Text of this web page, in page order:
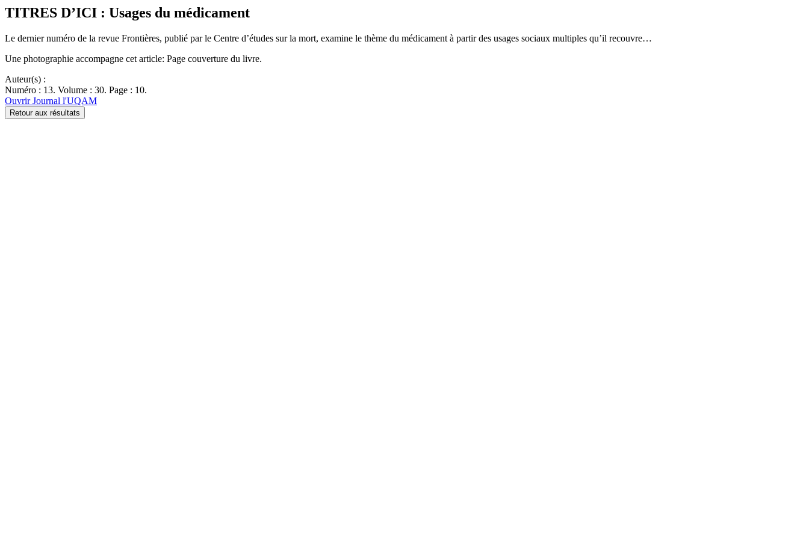
TITRES D’ICI : Usages du médicament
Le dernier numéro de la revue Frontières, publié par le Centre d’études sur la mort, examine le thème du médicament à partir des usages sociaux multiples qu’il recouvre…
Une photographie accompagne cet article: Page couverture du livre.
Auteur(s) :
Numéro : 13. Volume : 30. Page : 10.
Ouvrir Journal l'UQAM
Retour aux résultats